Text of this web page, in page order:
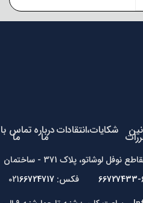
شکایات،انتقاداتدرباره
ما تماس با
ما
آدرس: تهران، خیابان حافظ، بعد از تقاطع نوفل لوشاتو، پلاک 371 - ساختمان
فکس: 021 66724717